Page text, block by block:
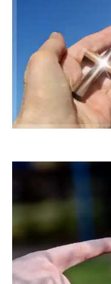
frugola
Oberlix45